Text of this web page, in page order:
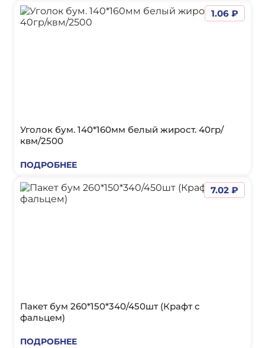
Уголок бум. 140*160мм белый жирост. 40гр/
квм/2500
ПОДРОБНЕЕ
1.06 ₽
Пакет бум 260*150*340/450шт (Крафт с
фальцем)
ПОДРОБНЕЕ
7.02 ₽